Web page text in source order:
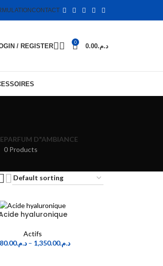
CONTACT
/ REGISTER 0 د.م.0.00
PARFUM D"AMBIANCE
0 Products
hyaluronique
Actifs
د.م. – د.م.1,350.00